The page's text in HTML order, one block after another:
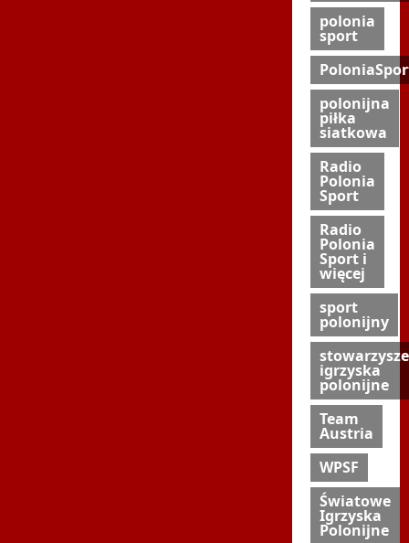
polonia
sport
polonijna
piłka
siatkowa
Radio
Polonia
Sport
Radio
Polonia
Sport i
więcej
sport
polonijny
igrzyska
polonijne
Team
Austria
WPSF
Światowe
Igrzyska
Polonijne